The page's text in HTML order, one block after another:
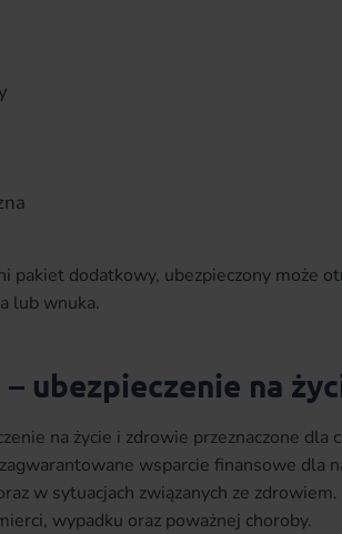
pakiet dodatkowy, ubezpieczony może
lub wnuka.
ubezpieczenie na
na życie i zdrowie przeznaczone dla
wsparcie finansowe dla
w sytuacjach związanych ze
wypadku oraz poważnej choroby.